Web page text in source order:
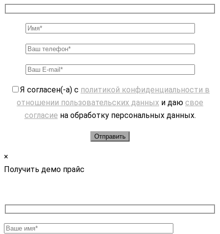
Я согласен(-а) с политикой конфиденциальности в
отношении пользовательских данных и даю свое
согласие на обработку персональных данных.
×
Получить демо прайс